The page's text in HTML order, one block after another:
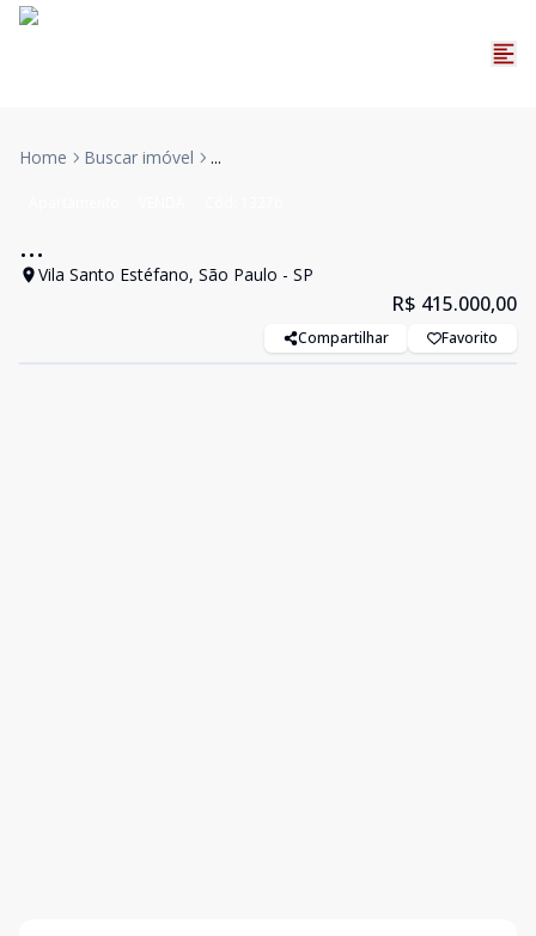
Home Buscar imóvel ...
...
Vila Santo Estéfano, São Paulo - SP
R$ 415.000,00
Compartilhar Favorito